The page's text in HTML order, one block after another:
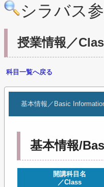
シラバス
授業情報／
科目一覧へ戻る
基本情報／Basic
基本情報/
開講科目名
／Class